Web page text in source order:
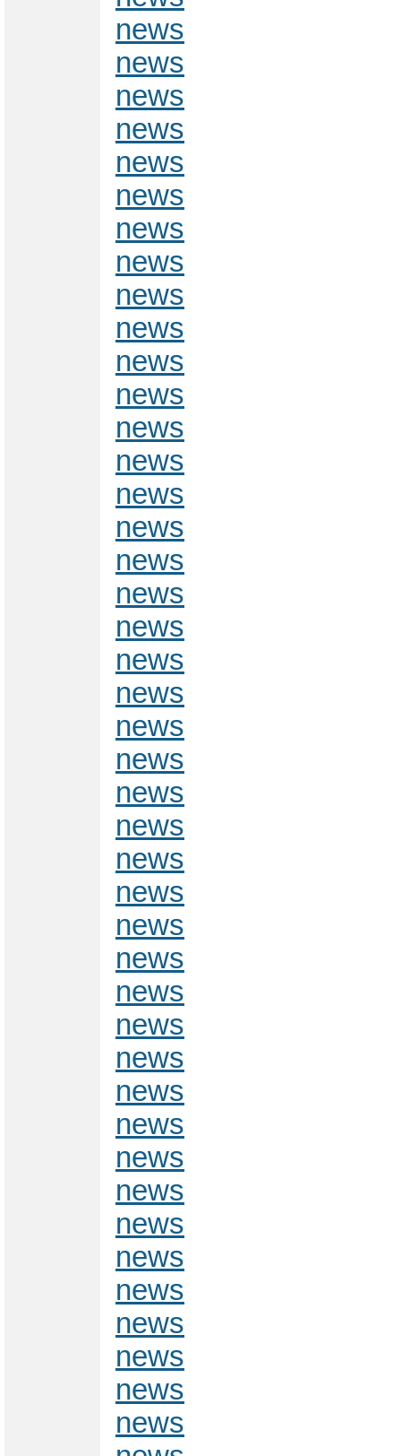
news
news
news
news
news
news
news
news
news
news
news
news
news
news
news
news
news
news
news
news
news
news
news
news
news
news
news
news
news
news
news
news
news
news
news
news
news
news
news
news
news
news
news